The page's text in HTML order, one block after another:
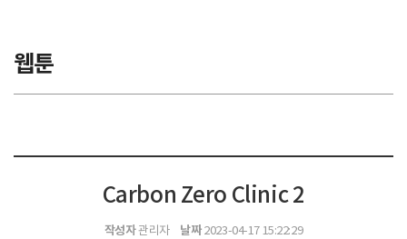
웹툰
Carbon Zero Clinic 2
작성자관리자 날짜2023-04-17 15:22:29